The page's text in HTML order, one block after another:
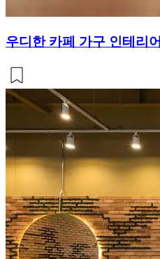
우디한 카페 가구 인테리어